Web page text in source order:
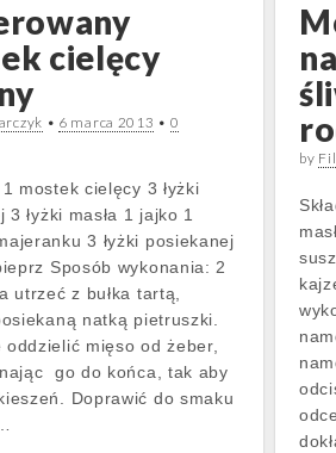
cielęcy
• 6 marca 2013 • 0
1 mostek cielęcy 3 łyżki
3 łyżki masła 1 jajko 1
3 łyżki posiekanej
Sposób wykonania: 2
utrzeć z bułka tartą,
natką pietruszki.
oddzielić mięso od żeber,
go do końca, tak aby
Doprawić do smaku
by